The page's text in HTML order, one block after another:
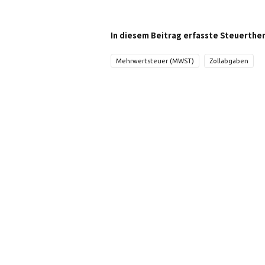
In diesem Beitrag erfasste
Mehrwertsteuer (MWST) Zollabgaben